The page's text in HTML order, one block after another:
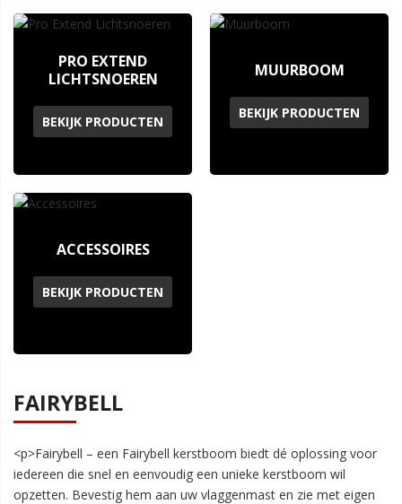
PRO EXTEND
LICHTSNOEREN
BEKIJK PRODUCTEN
MUURBOOM
BEKIJK PRODUCTEN
ACCESSOIRES
BEKIJK PRODUCTEN
FAIRYBELL
<p>Fairybell – een Fairybell kerstboom biedt dé oplossing voor
iedereen die snel en eenvoudig een unieke kerstboom wil
opzetten. Bevestig hem aan uw vlaggenmast en zie met eigen